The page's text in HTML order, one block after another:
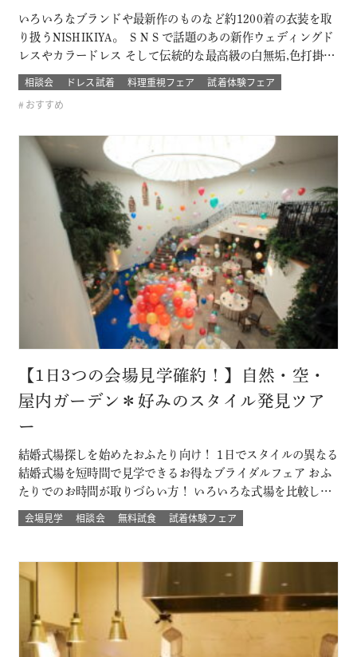
いろいろなブランドや最新作のものなど約1200着の衣装を取
り扱うNISHIKIYA。 ＳＮＳで話題のあの新作ウェディングド
レスやカラードレス そして伝統的な最高級の白無垢,色打掛,本
振袖からブライズメイドの衣裳まで 衣裳のラインナップは品
質や数どちらとも県内でもトップレベル プロのドレスコーデ
ィネーターと打ち合わせをして結婚式当日の「運命の一着」
相談会 ドレス試着 料理重視フェア
試着体験フェア
おすすめ
【1日3つの会場見学確約！】自然・空・
屋内ガーデン＊好みのスタイル発見ツア
ー
結婚式場探しを始めたおふたり向け！ 1日でスタイルの異なる
結婚式場を短時間で見学できるお得なブライダルフェア おふ
たりでのお時間が取りづらい方！ いろいろな式場を比較した
い方！ 結婚式のイメージが決まってない方！にもおすすめな
ツアーです☆ 自然の中でアットホームに、空の雰囲気を感じ
チャンス！！ このフェ…
会場見学 相談会 無料試食 試着体験フェア